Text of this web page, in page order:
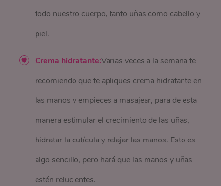
todo nuestro cuerpo, tanto uñas como cabello y
piel.
Crema hidratante:Varias veces a la semana te
recomiendo que te apliques crema hidratante en
las manos y empieces a masajear, para de esta
manera estimular el crecimiento de las uñas,
hidratar la cutícula y relajar las manos. Esto es
algo sencillo, pero hará que las manos y uñas
estén relucientes.